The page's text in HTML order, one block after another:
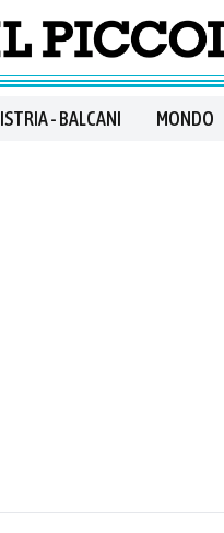
ISTRIA - BALCANI MONDO